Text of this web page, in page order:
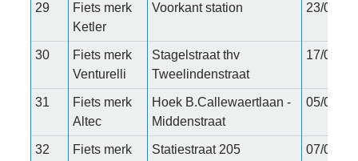
29
Fiets merk
Ketler
Voorkant station 23/01/
30
Fiets merk
Venturelli
Stagelstraat thv
Tweelindenstraat
17/01/
31
Fiets merk
Altec
Hoek B.Callewaertlaan -
Middenstraat
05/02/
32
Fiets merk
Statiestraat 205 07/02/